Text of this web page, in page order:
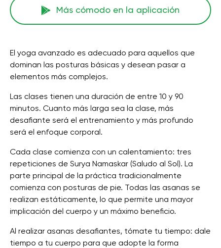
Más cómodo en la aplicación
El yoga avanzado es adecuado para aquellos que
dominan las posturas básicas y desean pasar a
elementos más complejos.
Las clases tienen una duración de entre 10 y 90
minutos. Cuanto más larga sea la clase, más
desafiante será el entrenamiento y más profundo
será el enfoque corporal.
Cada clase comienza con un calentamiento: tres
repeticiones de Surya Namaskar (Saludo al Sol). La
parte principal de la práctica tradicionalmente
comienza con posturas de pie. Todas las asanas se
realizan estáticamente, lo que permite una mayor
implicación del cuerpo y un máximo beneficio.
Al realizar asanas desafiantes, tómate tu tiempo: dale
tiempo a tu cuerpo para que adopte la forma